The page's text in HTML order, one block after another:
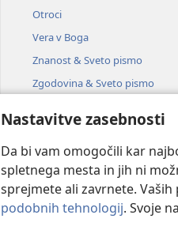
Nastavitve zasebnosti
Da bi vam omogočili kar
spletnega mesta in jih ni
sprejmete ali zavrnete.
podobnih tehnologij. Svoje
Otroci
Vera v Boga
Znanost & Sveto pismo
Zgodovina & Sveto pismo
Copyright ©